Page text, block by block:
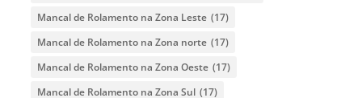
Mancal de Rolamento na Zona Leste (17)
Mancal de Rolamento na Zona norte (17)
Mancal de Rolamento na Zona Oeste (17)
Mancal de Rolamento na Zona Sul (17)